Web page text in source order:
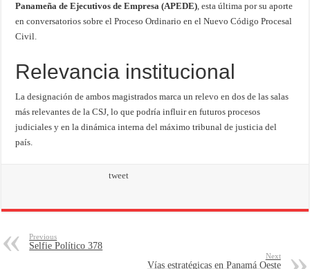
Panameña de Ejecutivos de Empresa (APEDE), esta última por su aporte
en conversatorios sobre el Proceso Ordinario en el Nuevo Código Procesal
Civil.
Relevancia institucional
La designación de ambos magistrados marca un relevo en dos de las salas
más relevantes de la CSJ, lo que podría influir en futuros procesos
judiciales y en la dinámica interna del máximo tribunal de justicia del
país.
tweet
Previous
Selfie Político 378
Next
Vías estratégicas en Panamá Oeste